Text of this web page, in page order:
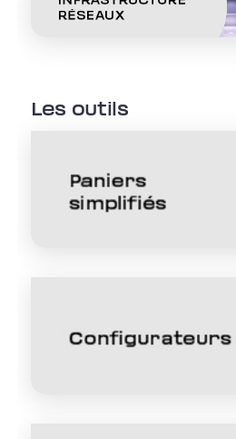
Les outils